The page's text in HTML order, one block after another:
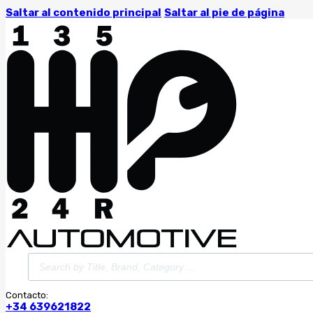
Saltar al contenido principal Saltar al pie de página
Búsqueda
de
productos
Contacto:
+34 639621822